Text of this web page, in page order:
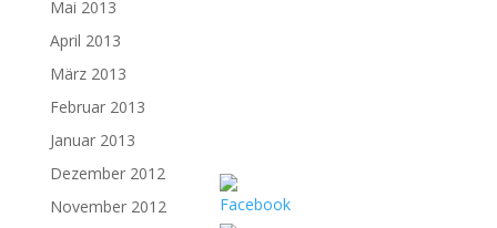
Mai 2013
April 2013
März 2013
Februar 2013
Januar 2013
Dezember 2012
November 2012